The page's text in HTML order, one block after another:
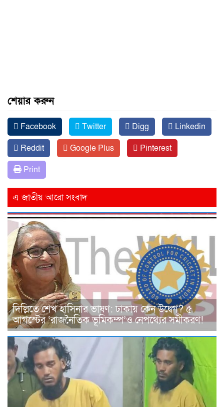
শেয়ার করুন
Facebook Twitter Digg
Linkedin
Reddit
Google Plus
Pinterest
Print
এ জাতীয় আরো সংবাদ
দিল্লিতে শেখ হাসিনার ভাষণ: ঢাকায় কেন উদ্বেগ? ৫
আগস্টের ‘রাজনৈতিক ভূমিকম্প’ও নেপথ্যের সমীকরণ!